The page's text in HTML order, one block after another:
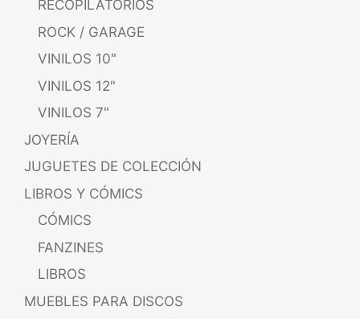
RECOPILATORIOS
ROCK / GARAGE
VINILOS 10"
VINILOS 12"
VINILOS 7"
JOYERÍA
JUGUETES DE COLECCIÓN
LIBROS Y CÓMICS
CÓMICS
FANZINES
LIBROS
MUEBLES PARA DISCOS